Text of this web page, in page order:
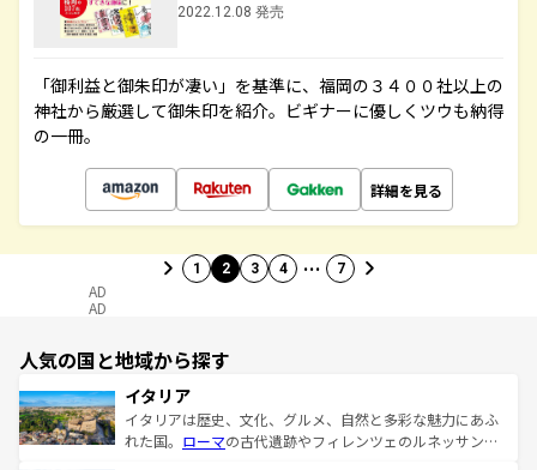
2022.12.08 発売
「御利益と御朱印が凄い」を基準に、福岡の３４００社以上の
神社から厳選して御朱印を紹介。ビギナーに優しくツウも納得
の一冊。
詳細を見る
1 2 3 4 … 7
AD
AD
人気の国と地域から探す
イタリア
イタリアは歴史、文化、グルメ、自然と多彩な魅力にあふ
れた国。 ローマの古代遺跡やフィレンツェのルネッサンス